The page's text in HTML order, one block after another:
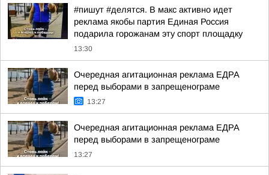
#пишут #делятся. В макс активно идет
реклама якобы партия Единая Россия
подарила горожанам эту спорт площадку
13:30
Очередная агитационная реклама ЕДРА
перед выборами в запрещенограме
13:27
Очередная агитационная реклама ЕДРА
перед выборами в запрещенограме
13:27